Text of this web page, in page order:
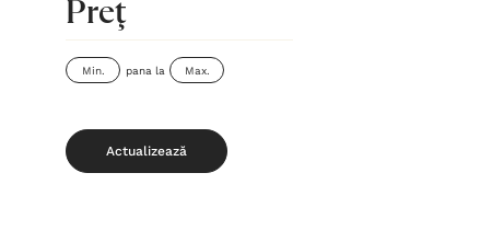
Preţ
pana la
Actualizează